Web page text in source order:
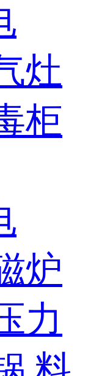
灶
柜
炉
力